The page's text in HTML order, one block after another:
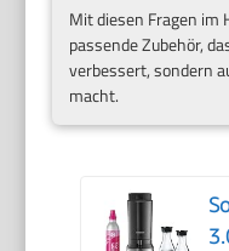
Mit diesen Fragen im
passende Zubehör,
verbessert, sondern
macht.